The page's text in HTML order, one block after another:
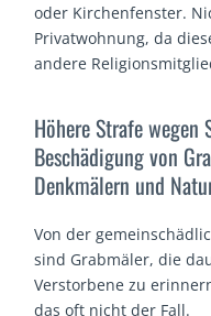
oder Kirchenfenster.
Privatwohnung, da
andere
Höhere Strafe wegen
Beschädigung von
Denkmälern und
Von der
sind Grabmäler, die
Verstorbene zu
das oft nicht der Fall.